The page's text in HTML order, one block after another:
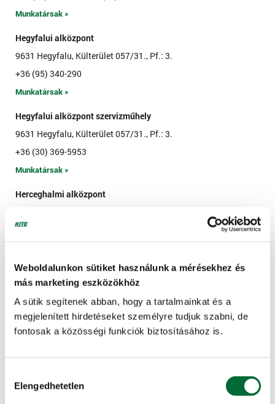
Weboldalunkon sütiket használunk a mérésekhez és
más marketing eszközökhöz
A sütik segítenek abban, hogy a tartalmainkat és a
megjelenített hirdetéseket személyre tudjuk szabni, de
fontosak a közösségi funkciók biztosításához is.
kiválasztása
Elengedhetetlen
Munkatársak »
Hegyfalui alközpont
9631 Hegyfalu, Külterület 057/31., Pf.: 3.
+36 (95) 340-290
Munkatársak »
Hegyfalui alközpont szervizműhely
9631 Hegyfalu, Külterület 057/31., Pf.: 3.
+36 (30) 369-5953
Munkatársak »
Herceghalmi alközpont
+36 (23) 530-517
Hódmezővásárhelyi alközpont
6800 Hódmezővásárhely, Kutasi út 77.
+36 (62) 246-681, +36 (62) 244-468, +36 (62) 236-461
Munkatársak »
+36 (62) 246-681, +36 (62) 244-468, +36 (62) 236-461